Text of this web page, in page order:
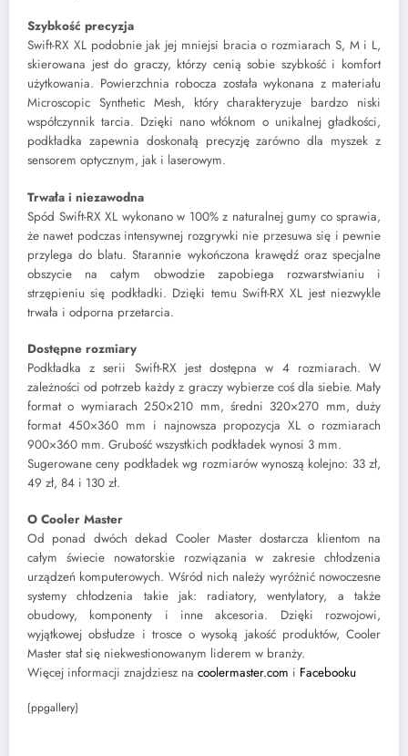
Szybkość precyzja
Swift-RX XL podobnie jak jej mniejsi bracia o rozmiarach S, M i L,
skierowana jest do graczy, którzy cenią sobie szybkość i komfort
użytkowania. Powierzchnia robocza została wykonana z materiału
Microscopic Synthetic Mesh, który charakteryzuje bardzo niski
współczynnik tarcia. Dzięki nano włóknom o unikalnej gładkości,
podkładka zapewnia doskonałą precyzję zarówno dla myszek z
sensorem optycznym, jak i laserowym.
Trwała i niezawodna
Spód Swift-RX XL wykonano w 100% z naturalnej gumy co sprawia,
że nawet podczas intensywnej rozgrywki nie przesuwa się i pewnie
przylega do blatu. Starannie wykończona krawędź oraz specjalne
obszycie na całym obwodzie zapobiega rozwarstwianiu i
strzępieniu się podkładki. Dzięki temu Swift-RX XL jest niezwykle
trwała i odporna przetarcia.
Dostępne rozmiary
Podkładka z serii Swift-RX jest dostępna w 4 rozmiarach. W
zależności od potrzeb każdy z graczy wybierze coś dla siebie. Mały
format o wymiarach 250×210 mm, średni 320×270 mm, duży
format 450×360 mm i najnowsza propozycja XL o rozmiarach
900×360 mm. Grubość wszystkich podkładek wynosi 3 mm.
Sugerowane ceny podkładek wg rozmiarów wynoszą kolejno: 33 zł,
49 zł, 84 i 130 zł.
O Cooler Master
Od ponad dwóch dekad Cooler Master dostarcza klientom na
całym świecie nowatorskie rozwiązania w zakresie chłodzenia
urządzeń komputerowych. Wśród nich należy wyróżnić nowoczesne
systemy chłodzenia takie jak: radiatory, wentylatory, a także
obudowy, komponenty i inne akcesoria. Dzięki rozwojowi,
wyjątkowej obsłudze i trosce o wysoką jakość produktów, Cooler
Master stał się niekwestionowanym liderem w branży.
Więcej informacji znajdziesz na coolermaster.com i Facebooku
{ppgallery}